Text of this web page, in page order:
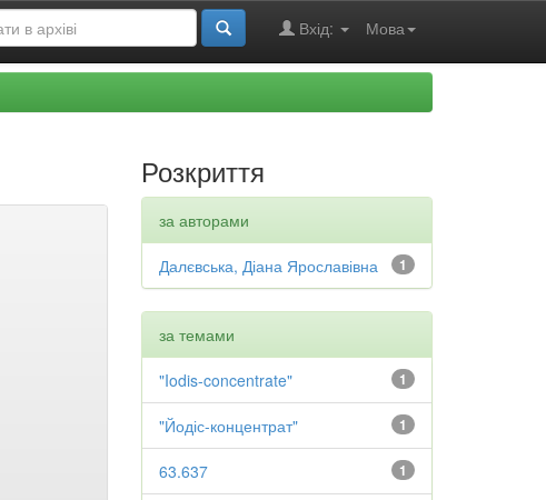
Мова
Вхід:
Розкриття
за авторами
1
Далєвська, Діана Ярославівна
за темами
1
"Iodis-concentrate"
1
"Йодіс-концентрат"
1
63.637